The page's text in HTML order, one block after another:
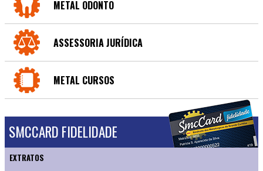
METAL ODONTO
ASSESSORIA JURÍDICA
METAL CURSOS
SMCCARD FIDELIDADE
EXTRATOS